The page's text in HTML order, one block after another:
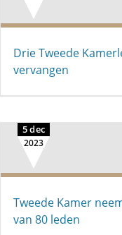
Drie Tweede
vervangen
5 dec
2023
Tweede Kamer
van 80 leden